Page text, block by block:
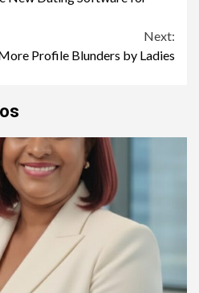
Next:
Profile Blunders by Ladies